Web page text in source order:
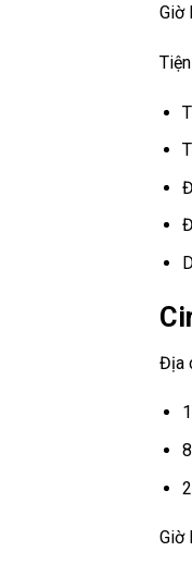
Giờ
Địa
Giờ